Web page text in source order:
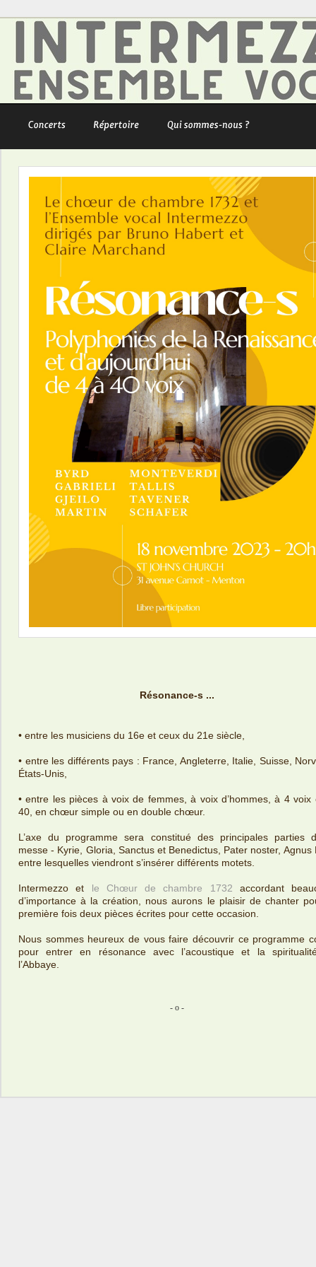
Résonance-s ...
• entre les musiciens du 16e et ceux du 21e siècle,
• entre les différents pays : France, Angleterre, Italie, Suisse,
États-Unis,
• entre les pièces à voix de femmes, à voix d’hommes, à 4 voix
40, en chœur simple ou en double chœur.
L’axe du programme sera constitué des principales parties
messe - Kyrie, Gloria, Sanctus et Benedictus, Pater noster, Agnus
entre lesquelles viendront s’insérer différents motets.
Intermezzo et le Chœur de chambre 1732 accordant
d’importance à la création, nous aurons le plaisir de chanter
première fois deux pièces écrites pour cette occasion.
Nous sommes heureux de vous faire découvrir ce programme
pour entrer en résonance avec l’acoustique et la
l’Abbaye.
- o -